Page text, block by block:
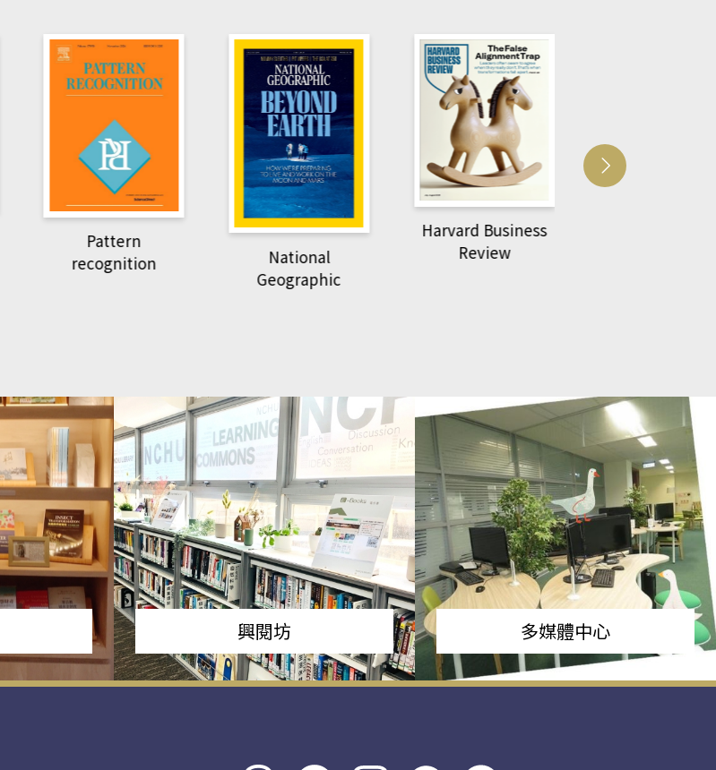
Pattern
recognition
National
Geographic
Harvard Business
Review
興閱坊 多媒體中心